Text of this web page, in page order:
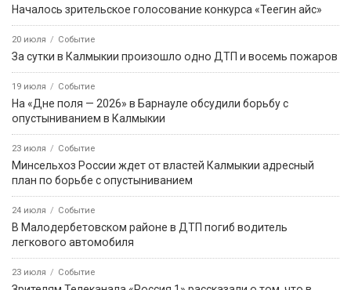
Началось зрительское голосование конкурса «Теегин айс»
20 июля Событие
За сутки в Калмыкии произошло одно ДТП и восемь пожаров
19 июля Событие
На «Дне поля — 2026» в Барнауле обсудили борьбу с
опустыниванием в Калмыкии
23 июля Событие
Минсельхоз России ждет от властей Калмыкии адресный
план по борьбе с опустыниванием
24 июля Событие
В Малодербетовском районе в ДТП погиб водитель
легкового автомобиля
23 июля Событие